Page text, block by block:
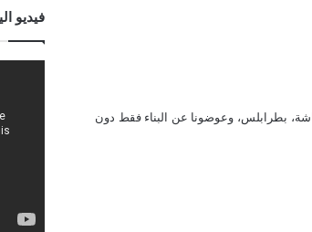
أبي مشماشة، بطرابلس، وعوضونا عن البناء فقط دون
فيديو